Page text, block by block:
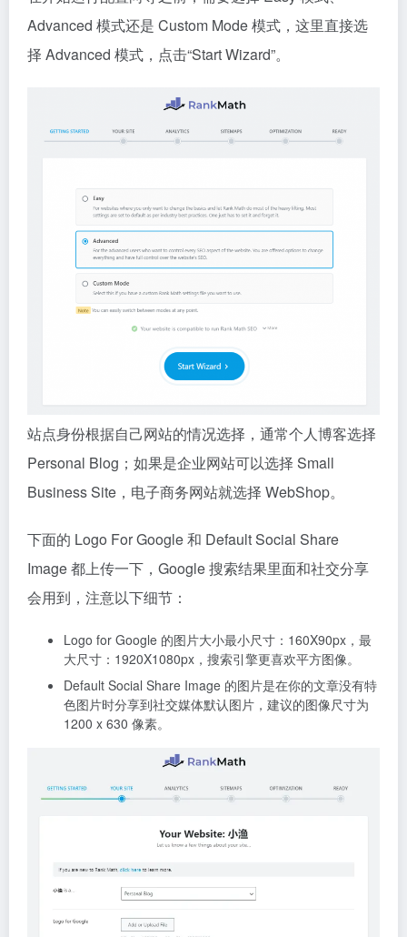
Advanced 模式还是 Custom Mode 模式，这里直接选
择 Advanced 模式，点击“Start Wizard”。
站点身份根据自己网站的情况选择，通常个人博客选择
Personal Blog；如果是企业网站可以选择 Small
Business Site，电子商务网站就选择 WebShop。
下面的 Logo For Google 和 Default Social Share
Image 都上传一下，Google 搜索结果里面和社交分享
会用到，注意以下细节：
Logo for Google 的图片大小最小尺寸：160Χ90px，最
大尺寸：1920X1080px，搜索引擎更喜欢平方图像。
Default Social Share Image 的图片是在你的文章没有特
色图片时分享到社交媒体默认图片，建议的图像尺寸为
1200 x 630 像素。